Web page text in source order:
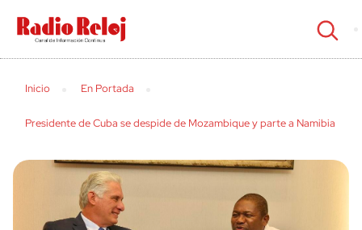
cerrar
Inicio En Portada
Presidente de Cuba se despide de Mozambique y parte a Namibia